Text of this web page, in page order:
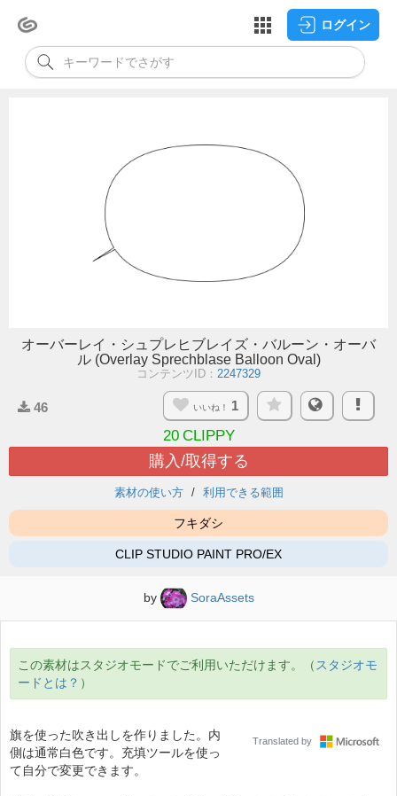
ログイン
オーバーレイ・シュプレヒブレイズ・バルーン・オーバ
ル (Overlay Sprechblase Balloon Oval)
コンテンツID： 2247329
46 いいね！ 1
20 CLIPPY
購入/取得する
素材の使い方 利用できる範囲
フキダシ
CLIP STUDIO PAINT PRO/EX
by SoraAssets
この素材はスタジオモードでご利用いただけます。（ スタジオモ
ードとは？ ）
Translated by
旗を使った吹き出しを作りました。内
側は通常白色です。充填ツールを使っ
て自分で変更できます。